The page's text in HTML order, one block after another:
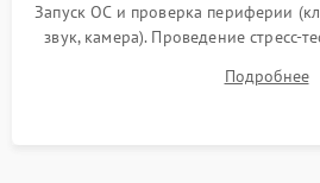
Запуск ОС и проверка периферии
звук, камера). Проведение стресс-
для контроля температурного
системы под пиковой
Подробнее